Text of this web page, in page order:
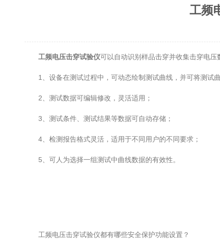
工频
工频电压击穿试验仪可以自动识别样品击穿并收集击穿电
1、设备在测试过程中，可动态绘制测试曲线，并可将测试
2、测试数据可编辑修改，灵活适用；
3、测试条件、测试结果等数据可自动存储；
4、检测报告格式灵活，适用于不同用户的不同要求；
5、可人为选择一组测试中曲线数据的有效性。
工频电压击穿试验仪都有哪些安全保护功能设置？